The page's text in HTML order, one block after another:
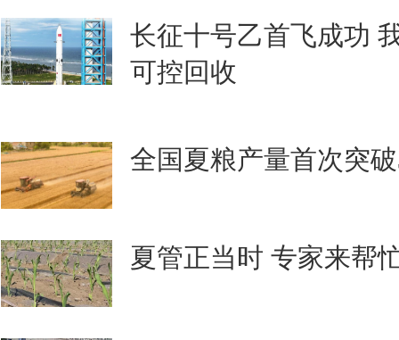
长征十号乙首飞成功
可控回收
全国夏粮产量首次突
夏管正当时 专家来帮